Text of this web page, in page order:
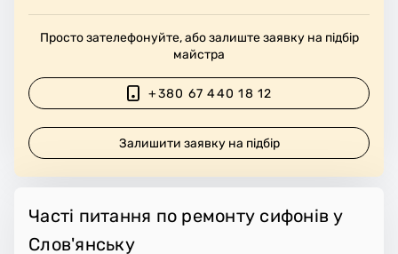
Просто зателефонуйте, або залиште заявку на підбір
майстра
+380 67 440 18 12
Залишити заявку на підбір
Часті питання по ремонту сифонів у
Слов'янську